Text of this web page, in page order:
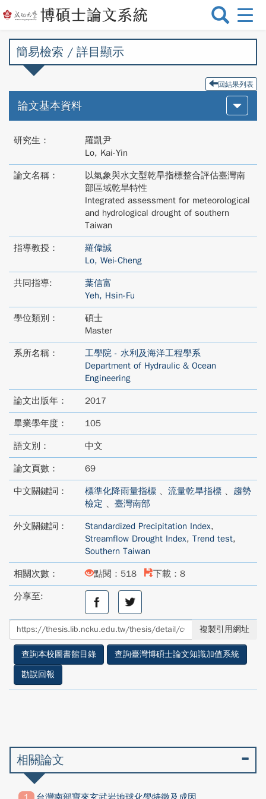
選
切
簡易檢索 / 詳目顯示
回結果列表
論文基本資料
研究生：
羅凱尹
Lo, Kai-Yin
論文名稱：
以氣象與水文型乾旱指標整合評估臺灣南
部區域乾旱特性
Integrated assessment for meteorological
and hydrological drought of southern
Taiwan
指導教授：
羅偉誠
Lo, Wei-Cheng
共同指導:
葉信富
Yeh, Hsin-Fu
學位類別：
碩士
Master
系所名稱：
工學院 - 水利及海洋工程學系
Department of Hydraulic & Ocean
Engineering
論文出版年： 2017
畢業學年度： 105
語文別： 中文
論文頁數： 69
中文關鍵詞： 標準化降雨量指標 、 流量乾旱指標 、 趨勢
檢定 、 臺灣南部
外文關鍵詞： Standardized Precipitation Index,
Streamflow Drought Index, Trend test,
Southern Taiwan
相關次數： 點閱：518 下載：8
分享至:
分
至
facebook
分
享
至
twitter
複製引用網址
查詢本校圖書館目錄
查詢臺灣博碩士論文知識加值系統
勘誤回報
相關論文